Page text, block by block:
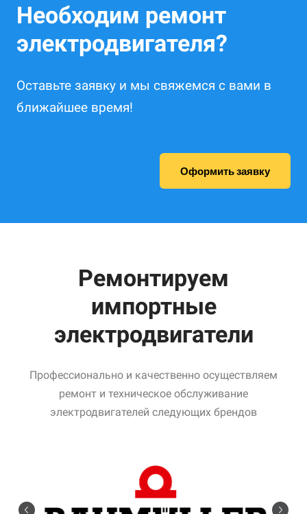
Необходим ремонт
электродвигателя?
Оставьте заявку и мы свяжемся с вами в
ближайшее время!
Оформить заявку
Ремонтируем
импортные
электродвигатели
Профессионально и качественно осуществляем
ремонт и техническое обслуживание
электродвигателей следующих брендов